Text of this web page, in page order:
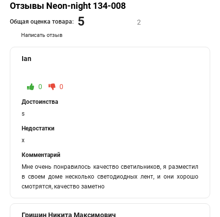
Отзывы Neon-night 134-008
Написать отзыв
Общая оценка товара: 5 2
Ian
0 0
Достоинства
s
Недостатки
x
Комментарий
Мне очень понравилось качество светильников, я разместил
в своем доме несколько светодиодных лент, и они хорошо
смотрятся, качество заметно
Гришин Никита Максимович